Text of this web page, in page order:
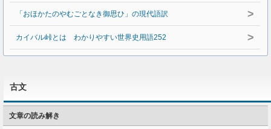
「おほかたのやむごとなき御思ひ」の現代語訳 >
カイバル峠とは わかりやすい世界史用語252 >
古文
文章の読み解き